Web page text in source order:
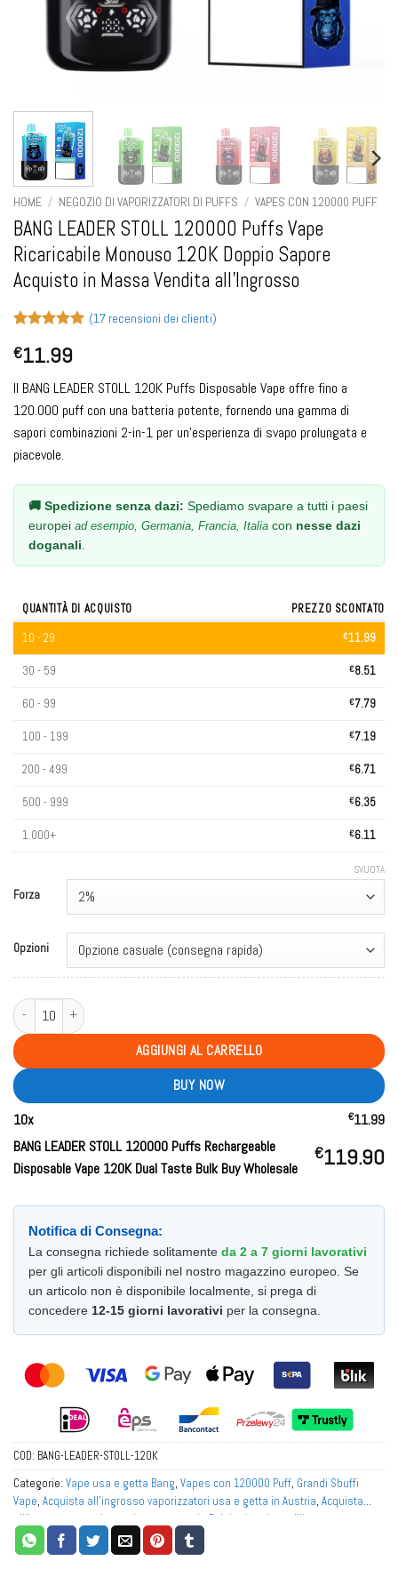
HOME / NEGOZIO DI VAPORIZZATORI DI PUFFS / VAPES CON 120000 PUFF
BANG LEADER STOLL 120000 Puffs Vape
Ricaricabile Monouso 120K Doppio Sapore
Acquisto in Massa Vendita all'Ingrosso
su 5 su
base di
recensioni
(17recensioni dei clienti)
€11.99
Il BANG LEADER STOLL 120K Puffs Disposable Vape offre fino a
120.000 puff con una batteria potente, fornendo una gamma di
sapori combinazioni 2-in-1 per un'esperienza di svapo prolungata e
piacevole.
🚚 Spedizione senza dazi: Spediamo svapare a tutti i paesi
europei ad esempio, Germania, Francia, Italia con nesse dazi
doganali
QUANTITÀ DI ACQUISTO
PREZZO SCONTATO
10 - 29
€11.99
30 - 59 €8.51
60 - 99 €7.79
100 - 199 €7.19
200 - 499 €6.71
500 - 999 €6.35
1.000+ €6.11
Forza
Opzioni
SVUOTA
BANG LEADER STOLL 120000 Puffs Rechargeable Disposable Vape 120K
AGGIUNGI AL CARRELLO
BUY NOW
10x €11.99
BANG LEADER STOLL 120000 Puffs Rechargeable
Disposable Vape 120K Dual Taste Bulk Buy Wholesale
€119.90
Notifica di Consegna:
La consegna richiede solitamente da 2 a 7 giorni lavorativi
per gli articoli disponibili nel nostro magazzino europeo. Se
un articolo non è disponibile localmente, si prega di
concedere 12-15 giorni lavorativi per la consegna.
COD: BANG-LEADER-STOLL-120K
Categorie: Vape usa e getta Bang, Vapes con 120000 Puff, Grandi Sbuffi
Vape, Acquista all'ingrosso vaporizzatori usa e getta in Austria, Acquista
all'ingrosso vaporizzatori usa e getta in Belgio
Acquista all'ingrosso
vaporizzatori usa e getta in Europa ,Acquista all'ingrosso vaporizzatori usa
e getta in Francia,Acquista all'ingrosso vaporizzatori usa e getta in